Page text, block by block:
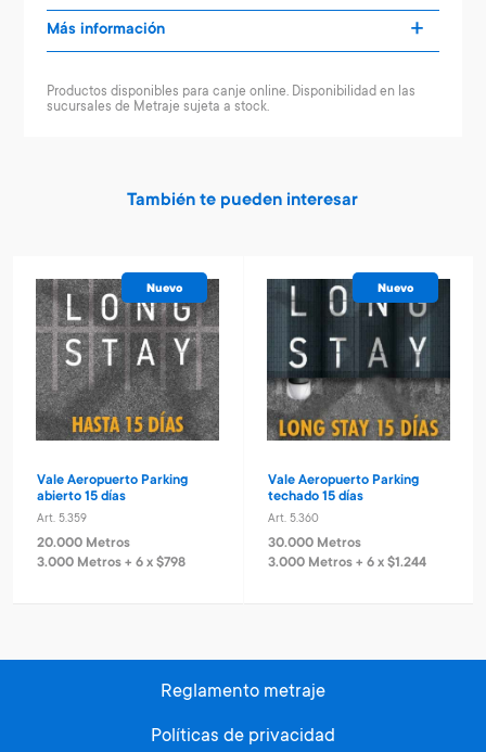
Más información
Productos disponibles para canje online. Disponibilidad en las
sucursales de Metraje sujeta a stock.
También te pueden interesar
Nuevo
Vale Aeropuerto Parking
abierto 15 días
Art. 5.359
20.000 Metros
3.000 Metros + 6 x $798
Nuevo
Vale Aeropuerto Parking
techado 15 días
Art. 5.360
30.000 Metros
3.000 Metros + 6 x $1.244
Reglamento metraje
Políticas de privacidad